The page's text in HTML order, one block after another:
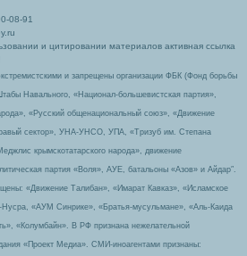
08-91
и цитировании материалов активная ссылка
и запрещены организации ФБК (Фонд борьбы
Навального, «Национал-большевистская партия»,
«Русский общенациональный союз», «Движение
сектор», УНА-УНСО, УПА, «Тризуб им. Степана
крымскотатарского народа», движение
партия «Воля», АУЕ, батальоны «Азов» и Айдар″.
«Движение Талибан», «Имарат Кавказ», «Исламское
«АУМ Синрике», «Братья-мусульмане», «Аль-Каида
«Колумбайн». В РФ признана нежелательной
«Проект Медиа». СМИ-иноагентами признаны: